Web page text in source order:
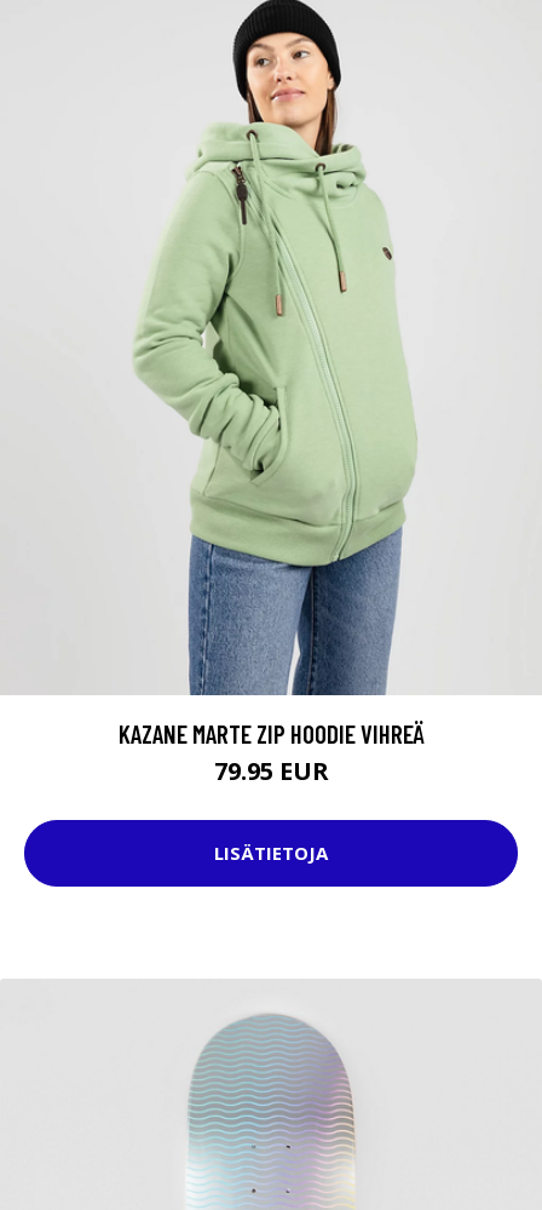
KAZANE MARTE ZIP HOODIE VIHREÄ
79.95 EUR
LISÄTIETOJA